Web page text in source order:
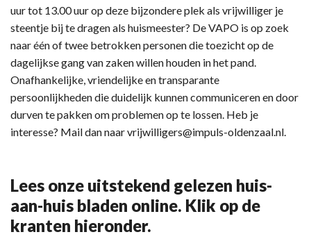
uur tot 13.00 uur op deze bijzondere plek als vrijwilliger je
steentje bij te dragen als huismeester? De VAPO is op zoek
naar één of twee betrokken personen die toezicht op de
dagelijkse gang van zaken willen houden in het pand.
Onafhankelijke, vriendelijke en transparante
persoonlijkheden die duidelijk kunnen communiceren en door
durven te pakken om problemen op te lossen. Heb je
interesse? Mail dan naar vrijwilligers@impuls-oldenzaal.nl.
Lees onze uitstekend gelezen huis-
aan-huis bladen online. Klik op de
kranten hieronder.